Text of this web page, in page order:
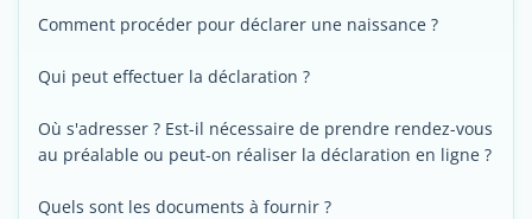
Comment procéder pour déclarer une naissance ?
Qui peut effectuer la déclaration ?
Où s'adresser ? Est-il nécessaire de prendre rendez-vous
au préalable ou peut-on réaliser la déclaration en ligne ?
Quels sont les documents à fournir ?